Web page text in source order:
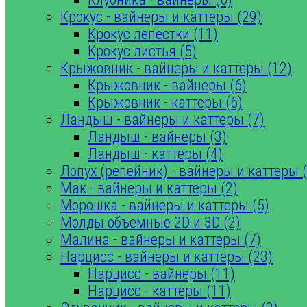
Крокус - вайнеры и каттеры (29)
Крокус лепестки (11)
Крокус листья (5)
Крыжовник - вайнеры и каттеры (12)
Крыжовник - вайнеры (6)
Крыжовник - каттеры (6)
Ландыш - вайнеры и каттеры (7)
Ландыш - вайнеры (3)
Ландыш - каттеры (4)
Лопух (репейник) - вайнеры и каттеры
Мак - вайнеры и каттеры (2)
Морошка - вайнеры и каттеры (5)
Молды объемные 2D и 3D (2)
Малина - вайнеры и каттеры (7)
Нарцисс - вайнеры и каттеры (23)
Нарцисс - вайнеры (11)
Нарцисс - каттеры (11)